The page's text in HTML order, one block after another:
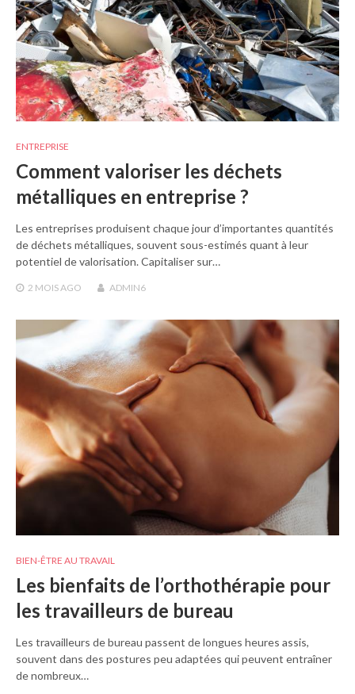
ENTREPRISE
Comment valoriser les déchets
métalliques en entreprise ?
Les entreprises produisent chaque jour d’importantes quantités
de déchets métalliques, souvent sous-estimés quant à leur
potentiel de valorisation. Capitaliser sur…
2 MOIS AGO ADMIN6
BIEN-ÊTRE AU TRAVAIL
Les bienfaits de l’orthothérapie pour
les travailleurs de bureau
Les travailleurs de bureau passent de longues heures assis,
souvent dans des postures peu adaptées qui peuvent entraîner
de nombreux…